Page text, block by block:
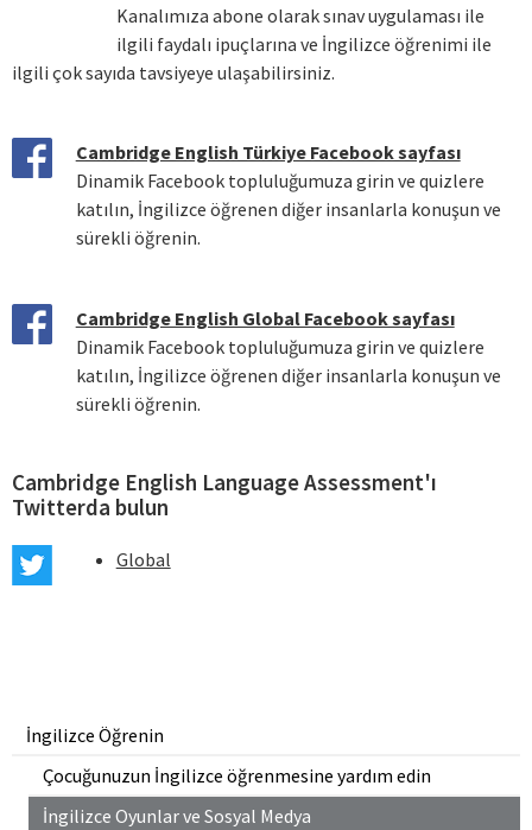
İngilizce Öğrenin
Çocuğunuzun İngilizce öğrenmesine yardım edin
İngilizce Oyunlar ve Sosyal Medya
Kanalımıza abone olarak sınav uygulaması ile
ilgili faydalı ipuçlarına ve İngilizce öğrenimi ile
ilgili çok sayıda tavsiyeye ulaşabilirsiniz.
Cambridge English Türkiye Facebook sayfası
Dinamik Facebook topluluğumuza girin ve quizlere
katılın, İngilizce öğrenen diğer insanlarla konuşun ve
sürekli öğrenin.
Cambridge English Global Facebook sayfası
Dinamik Facebook topluluğumuza girin ve quizlere
katılın, İngilizce öğrenen diğer insanlarla konuşun ve
sürekli öğrenin.
Cambridge English Language Assessment'ı
Twitterda bulun
Global